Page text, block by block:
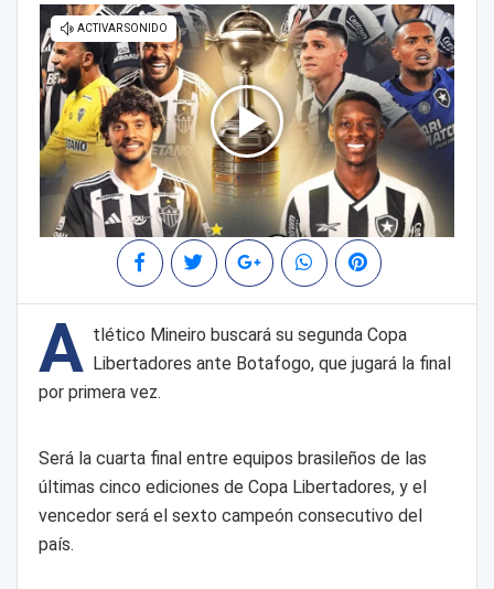
A tlético Mineiro buscará su segunda Copa
Libertadores ante Botafogo, que jugará la final
por primera vez.
Será la cuarta final entre equipos brasileños de las
últimas cinco ediciones de Copa Libertadores, y el
vencedor será el sexto campeón consecutivo del
país.